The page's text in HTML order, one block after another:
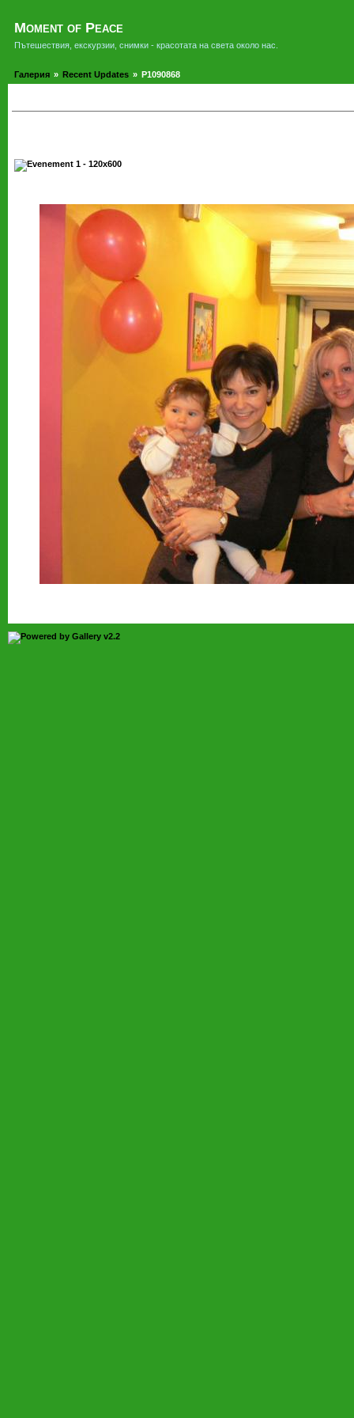
Moment of Peace
Пътешествия, екскурзии, снимки - красотата на света около нас.
Галерия » Recent Updates » P1090868